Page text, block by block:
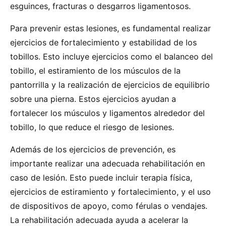
esguinces, fracturas o desgarros ligamentosos.
Para prevenir estas lesiones, es fundamental realizar
ejercicios de fortalecimiento y estabilidad de los
tobillos. Esto incluye ejercicios como el balanceo del
tobillo, el estiramiento de los músculos de la
pantorrilla y la realización de ejercicios de equilibrio
sobre una pierna. Estos ejercicios ayudan a
fortalecer los músculos y ligamentos alrededor del
tobillo, lo que reduce el riesgo de lesiones.
Además de los ejercicios de prevención, es
importante realizar una adecuada rehabilitación en
caso de lesión. Esto puede incluir terapia física,
ejercicios de estiramiento y fortalecimiento, y el uso
de dispositivos de apoyo, como férulas o vendajes.
La rehabilitación adecuada ayuda a acelerar la